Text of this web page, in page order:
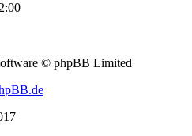
© phpBB Limited